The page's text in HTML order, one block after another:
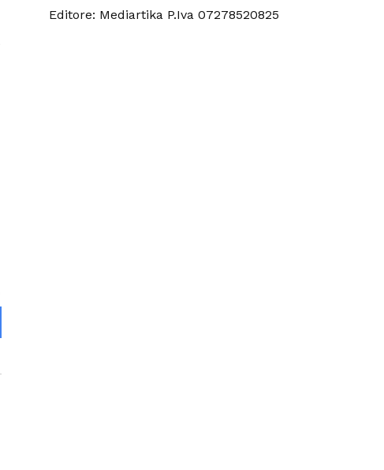
Editore: Mediartika P.Iva 07278520825